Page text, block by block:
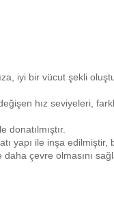
iyi bir vücut şekli
hız seviyeleri,
donatılmıştır.
yapı ile inşa edilmiştir,
çevre olmasını